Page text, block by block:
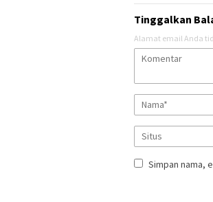
Tinggalkan
Alamat email Anda
Simpan nama,